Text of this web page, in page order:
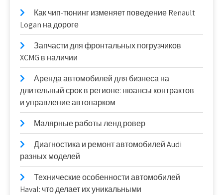
Как чип-тюнинг изменяет поведение Renault
Logan на дороге
Запчасти для фронтальных погрузчиков
XCMG в наличии
Аренда автомобилей для бизнеса на
длительный срок в регионе: нюансы контрактов
и управление автопарком
Малярные работы ленд ровер
Диагностика и ремонт автомобилей Audi
разных моделей
Технические особенности автомобилей
Haval: что делает их уникальными